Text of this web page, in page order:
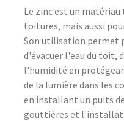
Le zinc est un
toitures, mais aussi
Son utilisation permet
d'évacuer l'eau du toit,
l'humidité en
de la lumière dans les
en installant un puits
gouttières et